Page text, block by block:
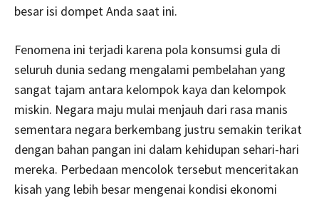
besar isi dompet Anda saat ini.
Fenomena ini terjadi karena pola konsumsi gula di
seluruh dunia sedang mengalami pembelahan yang
sangat tajam antara kelompok kaya dan kelompok
miskin. Negara maju mulai menjauh dari rasa manis
sementara negara berkembang justru semakin terikat
dengan bahan pangan ini dalam kehidupan sehari-hari
mereka. Perbedaan mencolok tersebut menceritakan
kisah yang lebih besar mengenai kondisi ekonomi